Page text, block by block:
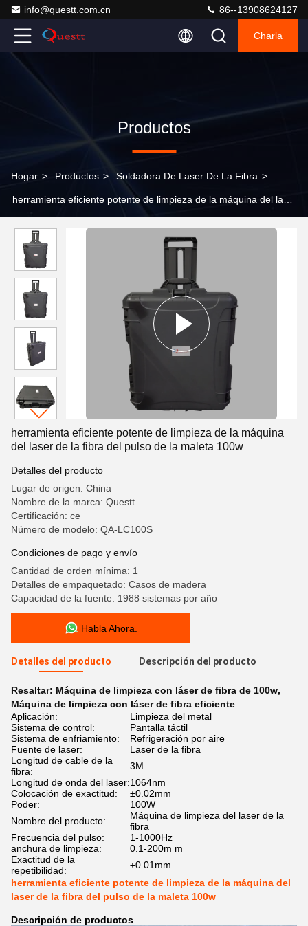
info@questt.com.cn 86--13908624127
Charla
Productos
Hogar > Productos > Soldadora De Laser De La Fibra >
herramienta eficiente potente de limpieza de la máquina del laser
herramienta eficiente potente de limpieza de la máquina
del laser de la fibra del pulso de la maleta 100w
Detalles del producto
Lugar de origen: China
Nombre de la marca: Questt
Certificación: ce
Número de modelo: QA-LC100S
Condiciones de pago y envío
Cantidad de orden mínima: 1
Detalles de empaquetado: Casos de madera
Capacidad de la fuente: 1988 sistemas por año
Habla Ahora.
Detalles del producto Descripción del producto
Resaltar: Máquina de limpieza con láser de fibra de 100w,
Máquina de limpieza con láser de fibra eficiente
Aplicación:
Limpieza del metal
Sistema de control:
Pantalla táctil
Sistema de enfriamiento:
Refrigeración por aire
Fuente de laser:
Laser de la fibra
Longitud de cable de la
fibra:
3M
Longitud de onda del laser:1064nm
Colocación de exactitud:
±0.02mm
Poder:
100W
Nombre del producto:
Máquina de limpieza del laser de la
fibra
Frecuencia del pulso:
1-1000Hz
anchura de limpieza:
0.1-200m m
Exactitud de la
repetibilidad:
±0.01mm
herramienta eficiente potente de limpieza de la máquina del
laser de la fibra del pulso de la maleta 100w
Descripción de productos